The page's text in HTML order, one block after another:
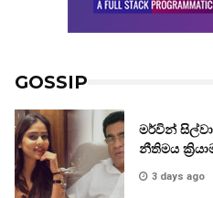
GOSSIP
මර්වින්
නීතිමය
3 days ago